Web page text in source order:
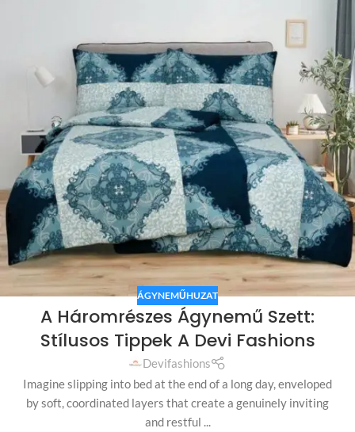
ÁGYNEMŰHUZAT
A Háromrészes Ágynemű Szett:
Stílusos Tippek A Devi Fashions
Devifashions
Imagine slipping into bed at the end of a long day, enveloped
by soft, coordinated layers that create a genuinely inviting
and restful ...